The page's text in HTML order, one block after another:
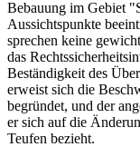
Bebauung im Gebiet
Aussichtspunkte
sprechen keine
das
Beständigkeit des
erweist sich die
begründet, und der
er sich auf die
Teufen bezieht.